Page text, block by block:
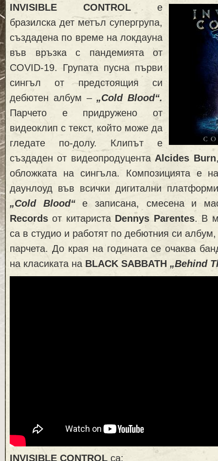
INVISIBLE CONTROL e
бразилска дет метъл супергрупа,
създадена по време на локдауна
във връзка с пандемията от
COVID-19. Групата пусна първи
сингъл от предстоящия си
дебютен албум –„Cold Blood“.
Парчето е придружено от
видеоклип с текст, който може да
гледате по-долу. Клипът е
създаден от видеопродуцента Alcides Burn
обложката на сингъла. Композицията е
даунлоуд във всички дигитални
„Cold Blood“е записана, смесена и
Records от китариста Dennys Parentes. В
са в студио и работят по дебютния си
парчета. До края на годината се очаква
на класиката на BLACK SABBATH „Behind
INVISIBLE CONTROL са: